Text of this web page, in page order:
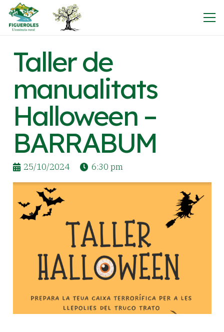
Taller de
manualitats
Halloween –
BARRABUM
25/10/2024 6:30 pm